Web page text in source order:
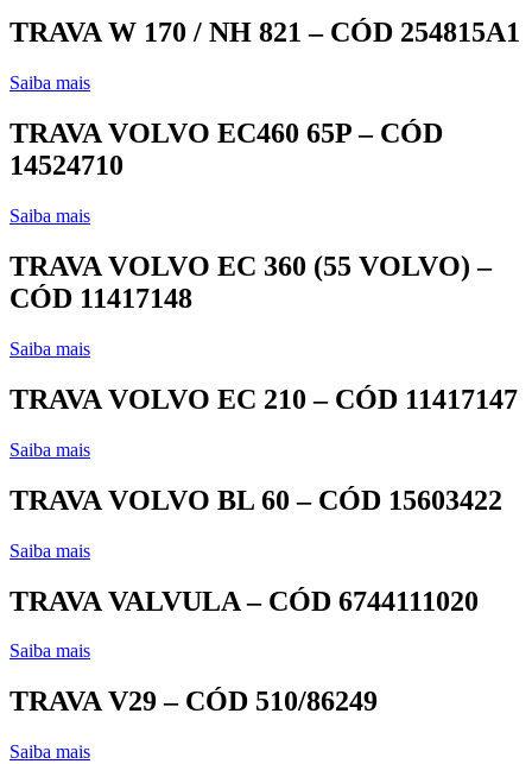
TRAVA W 170 / NH 821 – CÓD 254815A1
Saiba mais
TRAVA VOLVO EC460 65P – CÓD
14524710
Saiba mais
TRAVA VOLVO EC 360 (55 VOLVO) –
CÓD 11417148
Saiba mais
TRAVA VOLVO EC 210 – CÓD 11417147
Saiba mais
TRAVA VOLVO BL 60 – CÓD 15603422
Saiba mais
TRAVA VALVULA – CÓD 6744111020
Saiba mais
TRAVA V29 – CÓD 510/86249
Saiba mais